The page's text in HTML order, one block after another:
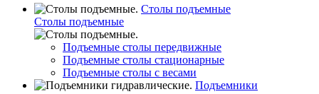
Столы подъемные
Столы подъемные
Подъемные столы передвижные
Подъемные столы стационарные
Подъемные столы с весами
Подъемники